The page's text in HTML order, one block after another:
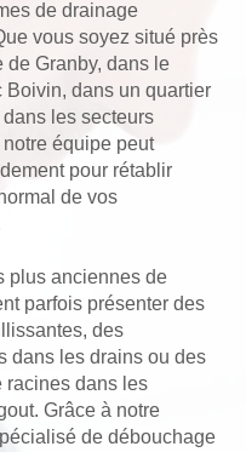
de drainage
vous soyez situé près
de Granby, dans le
Boivin, dans un quartier
les secteurs
équipe peut
pour rétablir
de vos
plus anciennes de
parfois présenter des
des
dans les drains ou des
racines dans les
Grâce à notre
de débouchage